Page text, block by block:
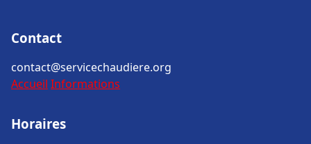
Contact
contact@servicechaudiere.org
Accueil Informations
Horaires